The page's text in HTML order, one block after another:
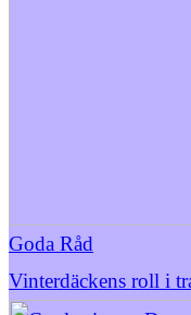
Goda Råd
Vinterdäckens roll i